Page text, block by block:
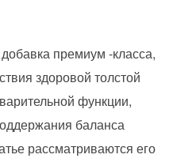
премиум -класса,
здоровой толстой
функции,
баланса
рассматриваются его